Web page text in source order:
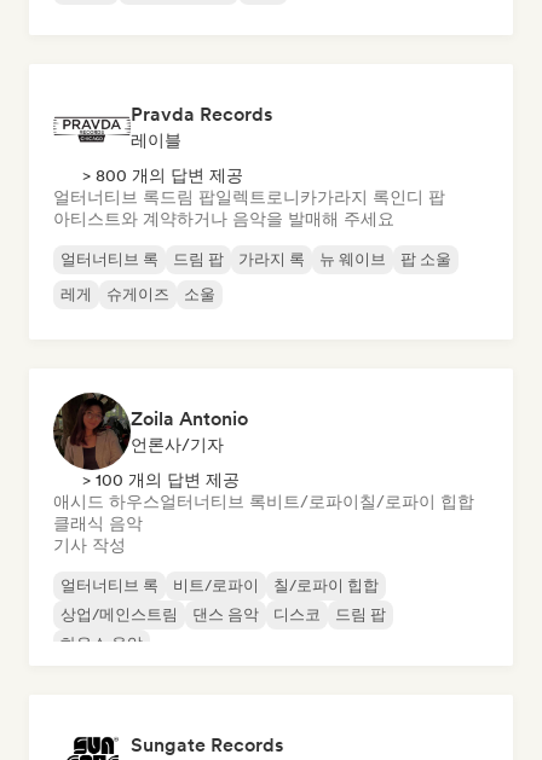
Pravda Records
레이블
> 800 개의 답변 제공
얼터너티브 록드림 팝일렉트로니카가라지 록인디 팝
아티스트와 계약하거나 음악을 발매해 주세요
얼터너티브 록 드림 팝 가라지 록 뉴 웨이브
팝 소울
레게
슈게이즈 소울
Zoila Antonio
언론사/기자
> 100 개의 답변 제공
애시드 하우스얼터너티브 록비트/로파이칠/로파이 힙합
클래식 음악
기사 작성
얼터너티브 록 비트/로파이
칠/로파이 힙합
상업/메인스트림
댄스 음악 디스코
드림 팝
하우스 음악
Sungate Records